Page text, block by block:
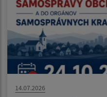
14.07.2026